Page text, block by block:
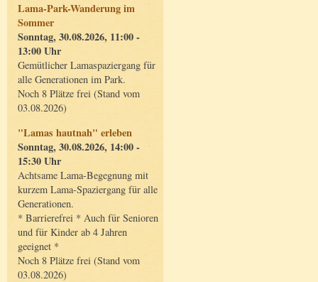
Lama-Park-Wanderung im
Sommer
Sonntag, 30.08.2026, 11:00 -
13:00 Uhr
Gemütlicher Lamaspaziergang für
alle Generationen im Park.
Noch 8 Plätze frei (Stand vom
03.08.2026)
"Lamas hautnah" erleben
Sonntag, 30.08.2026, 14:00 -
15:30 Uhr
Achtsame Lama-Begegnung mit
kurzem Lama-Spaziergang für alle
Generationen.
* Barrierefrei * Auch für Senioren
und für Kinder ab 4 Jahren
geeignet *
Noch 8 Plätze frei (Stand vom
03.08.2026)